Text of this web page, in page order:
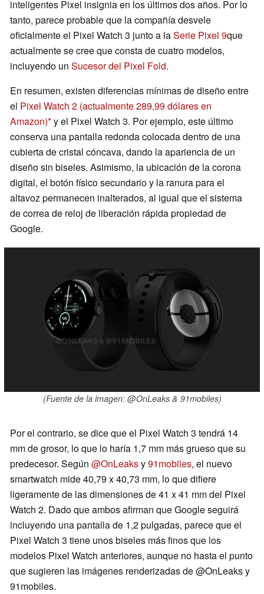
inteligentes Pixel insignia en los últimos dos años. Por lo
tanto, parece probable que la compañía desvele
oficialmente el Pixel Watch 3 junto a laSerie Pixel 9que
actualmente se cree que consta de cuatro modelos,
incluyendo un Sucesor del Pixel Fold.
En resumen, existen diferencias mínimas de diseño entre
el Pixel Watch 2 (actualmente 289,99 dólares en
Amazon) y el Pixel Watch 3. Por ejemplo, este último
conserva una pantalla redonda colocada dentro de una
cubierta de cristal cóncava, dando la apariencia de un
diseño sin biseles. Asimismo, la ubicación de la corona
digital, el botón físico secundario y la ranura para el
altavoz permanecen inalterados, al igual que el sistema
de correa de reloj de liberación rápida propiedad de
Google.
(Fuente de la imagen: @OnLeaks & 91mobiles)
Por el contrario, se dice que el Pixel Watch 3 tendrá 14
mm de grosor, lo que lo haría 1,7 mm más grueso que su
predecesor. Según @OnLeaksy91mobiles, el nuevo
smartwatch mide 40,79 x 40,73 mm, lo que difiere
ligeramente de las dimensiones de 41 x 41 mm del Pixel
Watch 2. Dado que ambos afirman que Google seguirá
incluyendo una pantalla de 1,2 pulgadas, parece que el
Pixel Watch 3 tiene unos biseles más finos que los
modelos Pixel Watch anteriores, aunque no hasta el punto
que sugieren las imágenes renderizadas de @OnLeaks y
91mobiles.